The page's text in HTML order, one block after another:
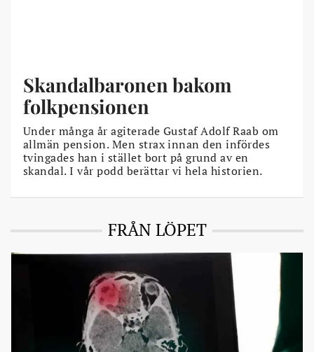
Skandalbaronen bakom
folkpensionen
Under många år agiterade Gustaf Adolf Raab om
allmän pension. Men strax innan den infördes
tvingades han i stället bort på grund av en
skandal. I vår podd berättar vi hela historien.
FRÅN LÖPET